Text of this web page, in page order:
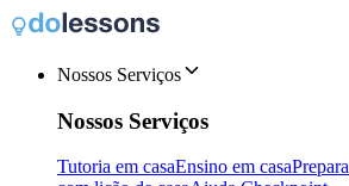
Nossos Serviços
Nossos Serviços
Tutoria em casaEnsino em casa